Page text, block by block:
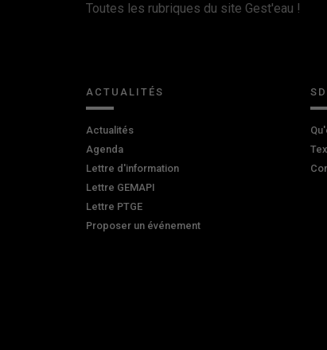
Toutes les rubriques du site Gest'eau !
ACTUALITÉS
Actualités
Agenda
Lettre d'information
Lettre GEMAPI
Lettre PTGE
Proposer un événement